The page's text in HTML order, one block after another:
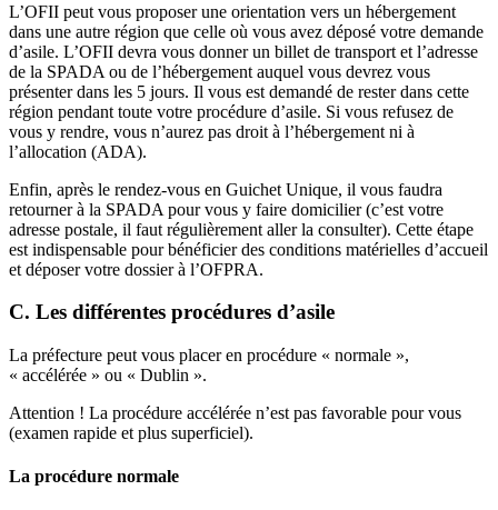
L’OFII peut vous proposer une orientation vers un hébergement
dans une autre région que celle où vous avez déposé votre demande
d’asile. L’OFII devra vous donner un billet de transport et l’adresse
de la SPADA ou de l’hébergement auquel vous devrez vous
présenter dans les 5 jours. Il vous est demandé de rester dans cette
région pendant toute votre procédure d’asile. Si vous refusez de
vous y rendre, vous n’aurez pas droit à l’hébergement ni à
l’allocation (ADA).
Enfin, après le rendez-vous en Guichet Unique, il vous faudra
retourner à la SPADA pour vous y faire domicilier (c’est votre
adresse postale, il faut régulièrement aller la consulter). Cette étape
est indispensable pour bénéficier des conditions matérielles d’accueil
et déposer votre dossier à l’OFPRA.
C. Les différentes procédures d’asile
La préfecture peut vous placer en procédure « normale »,
« accélérée » ou « Dublin ».
Attention ! La procédure accélérée n’est pas favorable pour vous
(examen rapide et plus superficiel).
La procédure normale